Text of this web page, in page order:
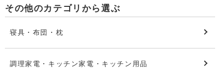
その他のカテゴリから選ぶ
寝具・布団・枕
調理家電・キッチン家電・キッチン用品